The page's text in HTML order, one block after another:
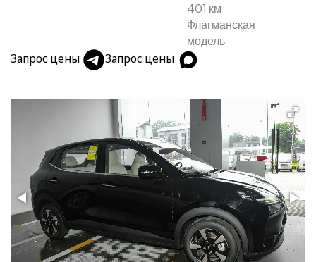
401 км
Флагманская
модель
Запрос цены Запрос цены